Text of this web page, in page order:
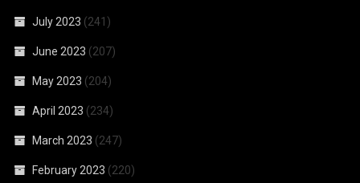
July 2023 (241)
June 2023 (207)
May 2023 (204)
April 2023 (234)
March 2023 (247)
February 2023 (220)